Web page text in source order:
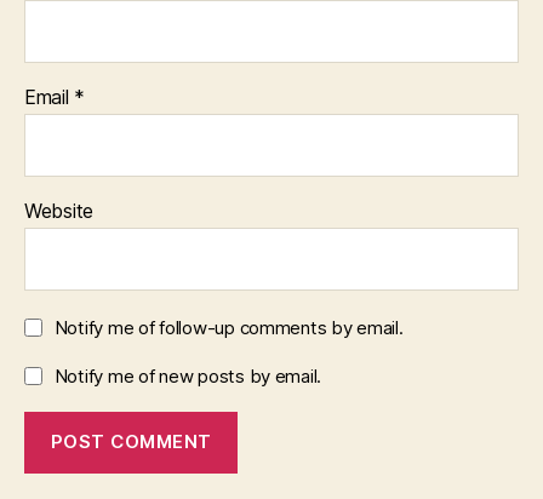
Email *
Website
Notify me of follow-up comments by email.
Notify me of new posts by email.